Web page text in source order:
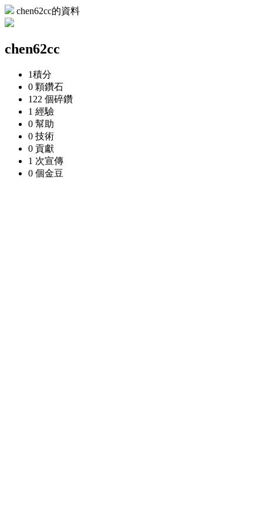
chen62cc的資料
chen62cc
1積分
0 顆鑽石
122 個碎鑽
1 經驗
0 幫助
0 技術
0 貢獻
1 次宣傳
0 個金豆